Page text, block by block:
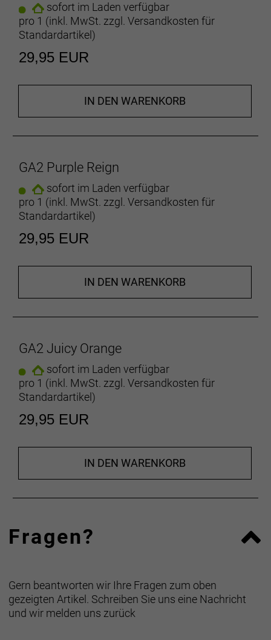
sofort im Laden verfügbar
pro 1 (inkl. MwSt. zzgl. Versandkosten für
Standardartikel)
29,95 EUR
IN DEN WARENKORB
GA2 Purple Reign
sofort im Laden verfügbar
pro 1 (inkl. MwSt. zzgl. Versandkosten für
Standardartikel)
29,95 EUR
IN DEN WARENKORB
GA2 Juicy Orange
sofort im Laden verfügbar
pro 1 (inkl. MwSt. zzgl. Versandkosten für
Standardartikel)
29,95 EUR
IN DEN WARENKORB
Fragen?
Gern beantworten wir Ihre Fragen zum oben
gezeigten Artikel. Schreiben Sie uns eine Nachricht
und wir melden uns zurück